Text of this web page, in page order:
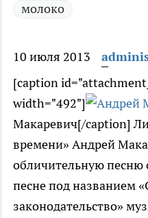
молоко
10 июля 2013
[caption
width="492"]
Макаревич[/caption]
времени» Андрей
обличительную песню
песне под названием
законодательство»